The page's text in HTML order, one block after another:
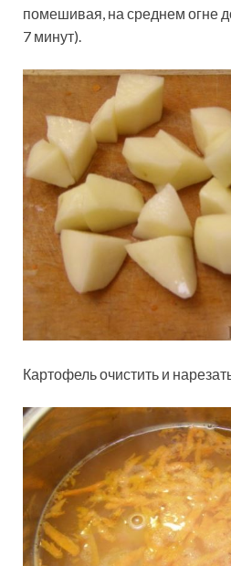
помешивая, на среднем огне
7 минут).
Картофель очистить и